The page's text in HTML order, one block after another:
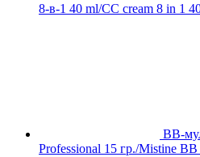
8-в-1 40 ml/CC cream 8 in 1
BB-
Professional 15 гр./Mistine